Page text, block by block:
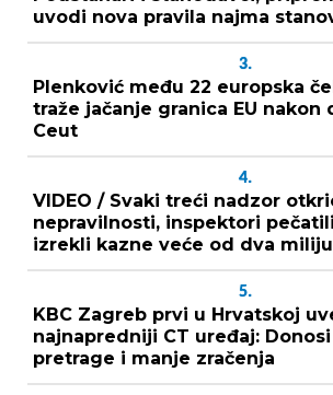
uvodi nova pravila najma
3.
Plenković među 22 europska
traže jačanje granica EU nakon
Ceut
4.
VIDEO / Svaki treći nadzor
nepravilnosti, inspektori
izrekli kazne veće od dva
5.
KBC Zagreb prvi u Hrvatskoj
najnapredniji CT uređaj:
pretrage i manje zračenja